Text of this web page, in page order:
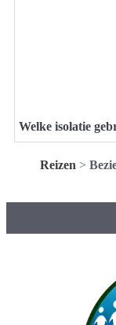
Welke isolatie
Reizen >